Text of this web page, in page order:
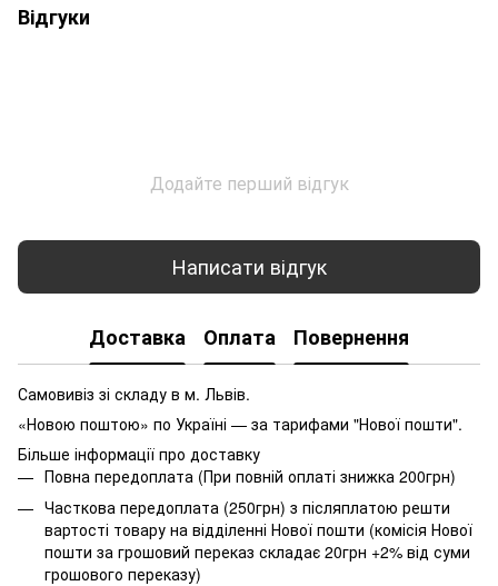
Відгуки
Додайте перший відгук
Написати відгук
Доставка Оплата Повернення
Самовивіз зі складу в м. Львів.
«Новою поштою» по Україні — за тарифами "Нової пошти".
Більше інформації про доставку
Повна передоплата (При повній оплаті знижка 200грн)
Часткова передоплата (250грн) з післяплатою решти
вартості товару на відділенні Нової пошти (комісія Нової
пошти за грошовий переказ складає 20грн +2% від суми
грошового переказу)